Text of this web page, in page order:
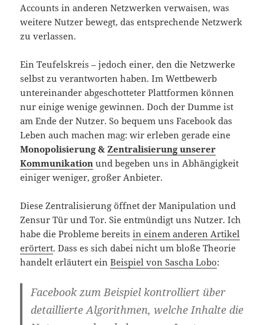
Accounts in anderen Netzwerken verwaisen, was
weitere Nutzer bewegt, das entsprechende Netzwerk
zu verlassen.
Ein Teufelskreis – jedoch einer, den die Netzwerke
selbst zu verantworten haben. Im Wettbewerb
untereinander abgeschotteter Plattformen können
nur einige wenige gewinnen. Doch der Dumme ist
am Ende der Nutzer. So bequem uns Facebook das
Leben auch machen mag: wir erleben gerade eine
Monopolisierung & Zentralisierung unserer
Kommunikation und begeben uns in Abhängigkeit
einiger weniger, großer Anbieter.
Diese Zentralisierung öffnet der Manipulation und
Zensur Tür und Tor. Sie entmündigt uns Nutzer. Ich
habe die Probleme bereitsin einem anderen Artikel
erörtert. Dass es sich dabei nicht um bloße Theorie
handelt erläutert einBeispiel von Sascha Lobo:
Facebook zum Beispiel kontrolliert über
detaillierte Algorithmen, welche Inhalte die